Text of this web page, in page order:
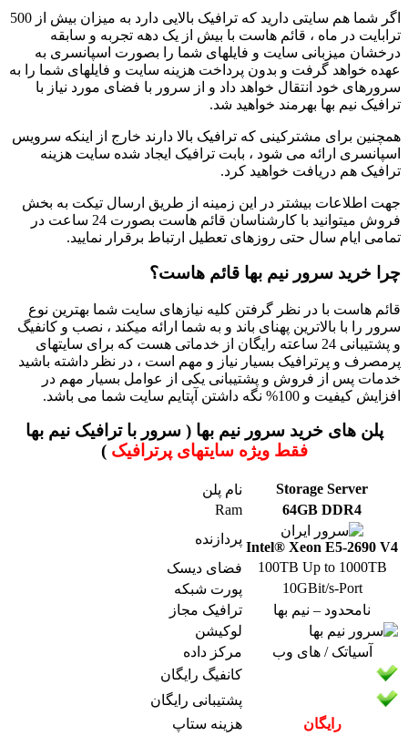
اگر شما هم سایتی دارید که ترافیک بالایی دارد به میزان بیش از 500
ترابایت در ماه ، قائم هاست با بیش از یک دهه تجربه و سابقه
درخشان میزبانی سایت و فایلهای شما را بصورت اسپانسری به
عهده خواهد گرفت و بدون پرداخت هزینه سایت و فایلهای شما را به
سرورهای خود انتقال خواهد داد و از سرور با فضای مورد نیاز با
ترافیک نیم بها بهرمند خواهید شد.
همچنین برای مشترکینی که ترافیک بالا دارند خارج از اینکه سرویس
اسپانسری ارائه می شود ، بابت ترافیک ایجاد شده سایت هزینه
ترافیک هم دریافت خواهید کرد.
جهت اطلاعات بیشتر در این زمینه از طریق ارسال تیکت به بخش
فروش میتوانید با کارشناسان قائم هاست بصورت 24 ساعت در
تمامی ایام سال حتی روزهای تعطیل ارتباط برقرار نمایید.
چرا خرید سرور نیم بها قائم هاست؟
قائم هاست با در نظر گرفتن کلیه نیازهای سایت شما بهترین نوع
سرور را با بالاترین پهنای باند و به شما ارائه میکند ، نصب و کانفیگ
و پشتیبانی 24 ساعته رایگان از خدماتی هست که برای سایتهای
پرمصرف و پرترافیک بسیار نیاز و مهم است ، در نظر داشته باشید
خدمات پس از فروش و پشتیبانی یکی از عوامل بسیار مهم در
افزایش کیفیت و 100% نگه داشتن آپتایم سایت شما می باشد.
پلن های خرید سرور نیم بها ( سرور با ترافیک نیم بها
فقط ویژه سایتهای پرترافیک )
Storage Server
نام پلن
64GB DDR4
Ram
Intel® Xeon E5-2690 V4
پردازنده
100TB Up to 1000TB
فضای دیسک
10GBit/s-Port
پورت شبکه
نامحدود – نیم بها
ترافیک مجاز
لوکیشن
آسیاتک / های وب
مرکز داده
کانفیگ رایگان
پشتیبانی رایگان
رایگان
هزینه ستاپ